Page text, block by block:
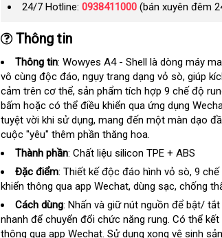
24/7 Hotline: 0938411000(bán xuyên đêm
Thông tin
Thông tin: Wowyes A4 - Shell là dòng máy
vô cùng độc đáolấy
hàng
, ngụy trang dạng vỏ sòtham
khảo
, giúp
cảm trên cơ thểvệ
sinh
, sản phẩm tích hợp 9 chế độ
bấm phân
phối
hoặc có thể điều khiển qua ứng dụng
tuyệt vời khi sử dụnggiảm
giá
, mang đến một màn dạo
cuộc "yêu" thêm phần thăng hoa.
Thành phần: Chất liệu silicon TPE + ABS
Đặc điểm: Thiết kế độc đáo hình vỏ sòhàng
giả
, 9
khiển thông qua app Wechatở
đâu
uy
tín
, dùng sạcgiá
bán
lẻ
, chống
Cách dùng: Nhấn và giữ nút nguồn tự
động
để bật/ tắt
nhanh đặt
mua
để chuyển đổi chức năng rungtận
nơi
. Có thể kết
thông qua app Wechatmua
. Sử dụng xong vệ sinh